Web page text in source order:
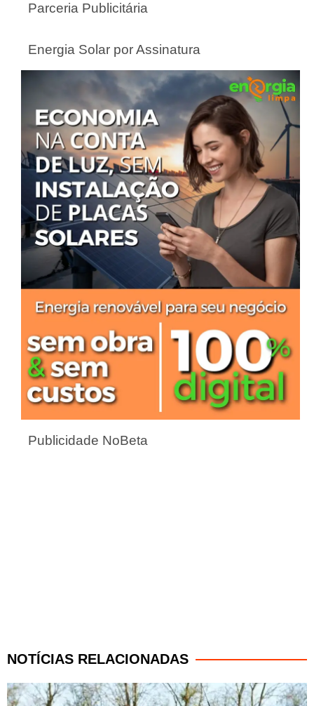
Parceria Publicitária
Energia Solar por Assinatura
Publicidade NoBeta
NOTÍCIAS RELACIONADAS